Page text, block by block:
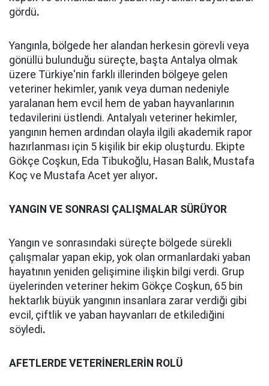
gördü.
Yangınla, bölgede her alandan herkesin görevli veya
gönüllü bulunduğu süreçte, başta Antalya olmak
üzere Türkiye'nin farklı illerinden bölgeye gelen
veteriner hekimler, yanık veya duman nedeniyle
yaralanan hem evcil hem de yaban hayvanlarının
tedavilerini üstlendi. Antalyalı veteriner hekimler,
yangının hemen ardından olayla ilgili akademik rapor
hazırlanması için 5 kişilik bir ekip oluşturdu. Ekipte
Gökçe Coşkun, Eda Tibukoğlu, Hasan Balık, Mustafa
Koç ve Mustafa Acet yer alıyor.
YANGIN VE SONRASI ÇALIŞMALAR SÜRÜYOR
Yangın ve sonrasındaki süreçte bölgede sürekli
çalışmalar yapan ekip, yok olan ormanlardaki yaban
hayatının yeniden gelişimine ilişkin bilgi verdi. Grup
üyelerinden veteriner hekim Gökçe Coşkun, 65 bin
hektarlık büyük yangının insanlara zarar verdiği gibi
evcil, çiftlik ve yaban hayvanları de etkilediğini
söyledi.
AFETLERDE VETERİNERLERİN ROLÜ